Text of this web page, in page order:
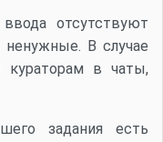
отсутствуют
В случае
кураторам в чаты,
задания есть